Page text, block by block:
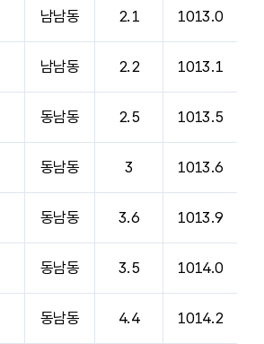
남남동 2.1 1013.0
남남동 2.2 1013.1
동남동 2.5 1013.5
동남동 3 1013.6
동남동 3.6 1013.9
동남동 3.5 1014.0
동남동 4.4 1014.2